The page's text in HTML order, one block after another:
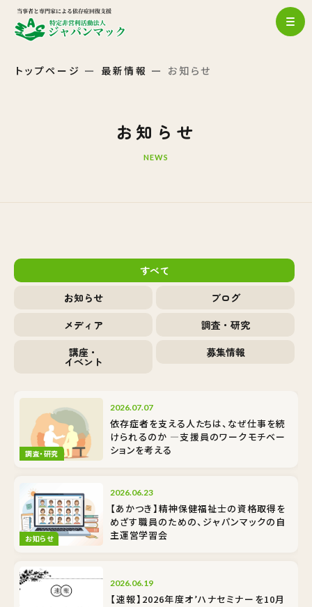
トップページ 最新情報 お知らせ
お知らせ
NEWS
すべて
お知らせ
ブログ
メディア
調査・研究
講座・
イベント
募集情報
調査・研究
2026.07.07
依存症者を支える人たちは、なぜ仕事を続
けられるのか ―支援員のワークモチベー
ションを考える
お知らせ
2026.06.23
【あかつき】精神保健福祉士の資格取得を
めざす職員のための、ジャパンマックの自
主運営学習会
2026.06.19
【速報】2026年度オ’ハナセミナーを10月